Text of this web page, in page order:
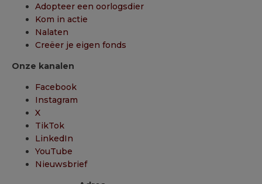
Adopteer een oorlogsdier
Kom in actie
Nalaten
Creëer je eigen fonds
Onze kanalen
Facebook
Instagram
X
TikTok
LinkedIn
YouTube
Nieuwsbrief